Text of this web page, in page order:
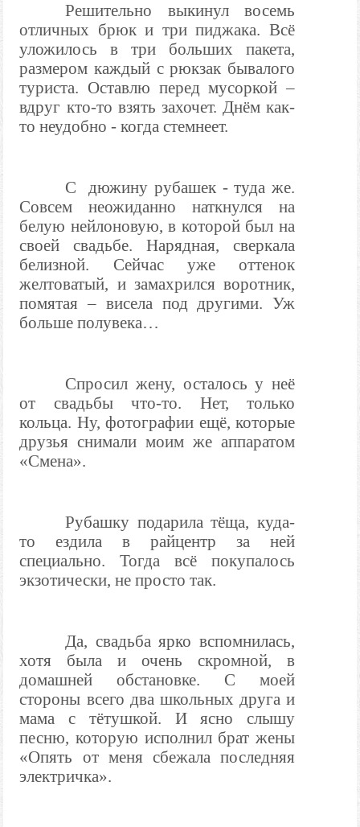
Решительно выкинул восемь
отличных брюк и три пиджака. Всё
уложилось в три больших пакета,
размером каждый с рюкзак бывалого
туриста. Оставлю перед мусоркой –
вдруг кто-то взять захочет. Днём как-
то неудобно - когда стемнеет.
С
дюжину рубашек - туда же.
Совсем неожиданно наткнулся на
белую нейлоновую, в которой был на
своей свадьбе. Нарядная, сверкала
белизной. Сейчас уже оттенок
желтоватый, и замахрился воротник,
помятая – висела под другими. Уж
больше полувека…
Спросил жену, осталось у неё
от свадьбы что-то. Нет, только
кольца. Ну, фотографии ещё, которые
друзья снимали моим же аппаратом
«Смена».
Рубашку подарила тёща, куда-
то ездила в райцентр за ней
специально. Тогда всё покупалось
экзотически, не просто так.
Да, свадьба ярко вспомнилась,
хотя была и очень скромной, в
домашней обстановке. С моей
стороны всего два школьных друга и
мама с тётушкой. И ясно слышу
песню, которую исполнил брат жены
«Опять от меня сбежала последняя
электричка».